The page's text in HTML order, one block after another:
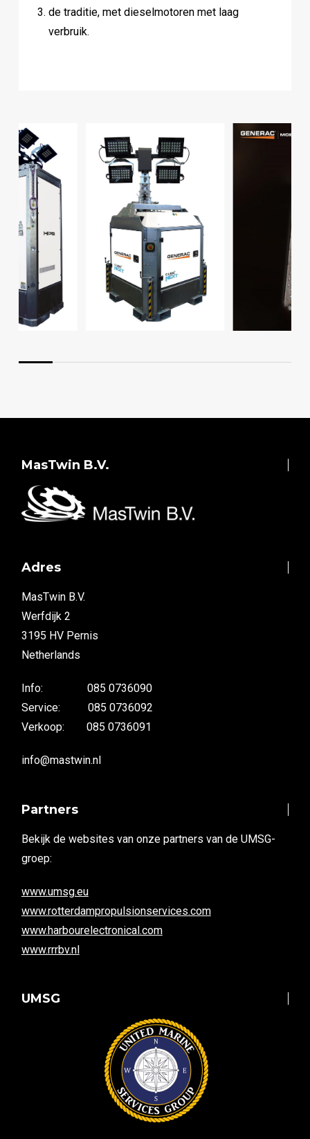
de traditie, met dieselmotoren met laag
verbruik.
MasTwin B.V.
Adres
MasTwin B.V.
Werfdijk 2
3195 HV Pernis
Netherlands
Info: 085 0736090
Service: 085 0736092
Verkoop: 085 0736091
info@mastwin.nl
Partners
Bekijk de websites van onze partners van de UMSG-
groep:
www.umsg.eu
www.rotterdampropulsionservices.com
www.harbourelectronical.com
www.rrrbv.nl
UMSG